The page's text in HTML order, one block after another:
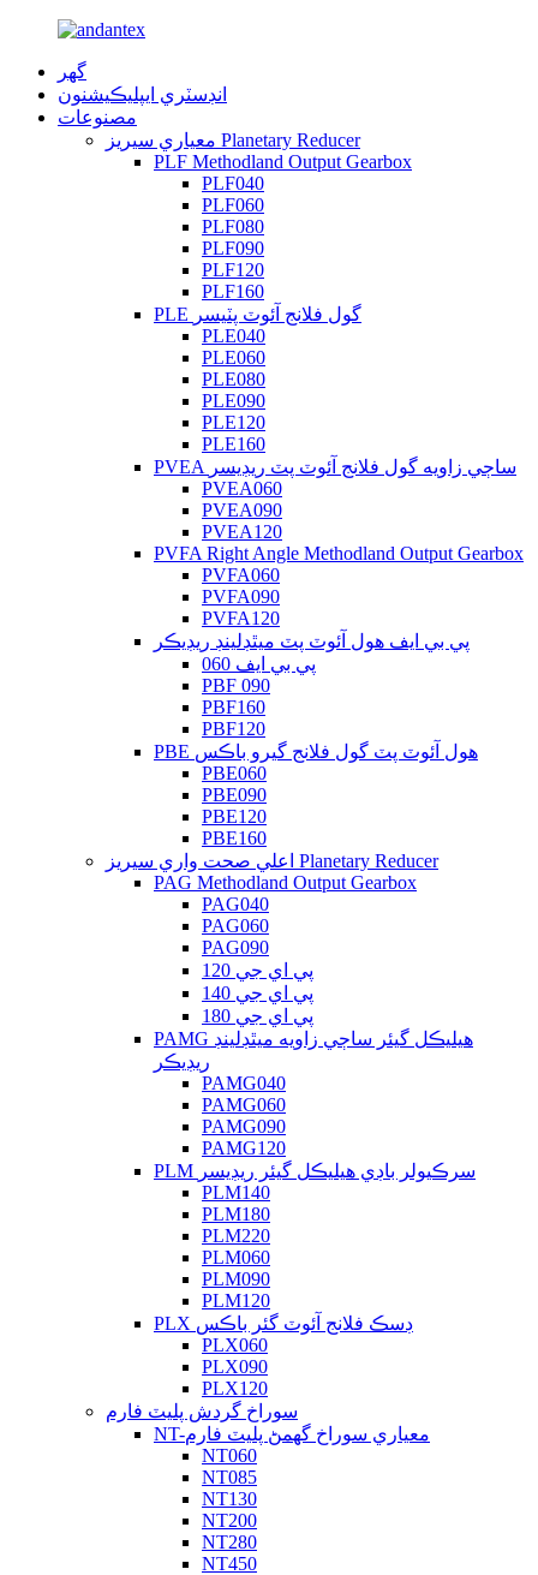
گهر
انڊسٽري ايپليڪيشنون
مصنوعات
معياري سيريز Planetary Reducer
PLF Methodland Output Gearbox
PLF040
PLF060
PLF080
PLF090
PLF120
PLF160
PLE گول فلانج آئوٽ پٽيسر
PLE040
PLE060
PLE080
PLE090
PLE120
PLE160
PVEA ساڄي زاويه گول فلانج آئوٽ پٽ ريڊيسر
PVEA060
PVEA090
PVEA120
PVFA Right Angle Methodland Output Gearbox
PVFA060
PVFA090
PVFA120
پي بي ايف هول آئوٽ پٽ ميٿڊلينڊ ريڊيڪر
پي بي ايف 060
PBF 090
PBF160
PBF120
PBE هول آئوٽ پٽ گول فلانج گيرو باڪس
PBE060
PBE090
PBE120
PBE160
اعلي صحت واري سيريز Planetary Reducer
PAG Methodland Output Gearbox
PAG040
PAG060
PAG090
پي اي جي 120
پي اي جي 140
پي اي جي 180
PAMG هيليڪل گيئر ساڄي زاويه ميٿڊلينڊ
ريڊيڪر
PAMG040
PAMG060
PAMG090
PAMG120
PLM سرڪيولر باڊي هيليڪل گيئر ريڊيسر
PLM140
PLM180
PLM220
PLM060
PLM090
PLM120
PLX ڊسڪ فلانج آئوٽ گئر باڪس
PLX060
PLX090
PLX120
سوراخ گردش پليٽ فارم
NT-معياري سوراخ گھمڻ پليٽ فارم
NT060
NT085
NT130
NT200
NT280
NT450